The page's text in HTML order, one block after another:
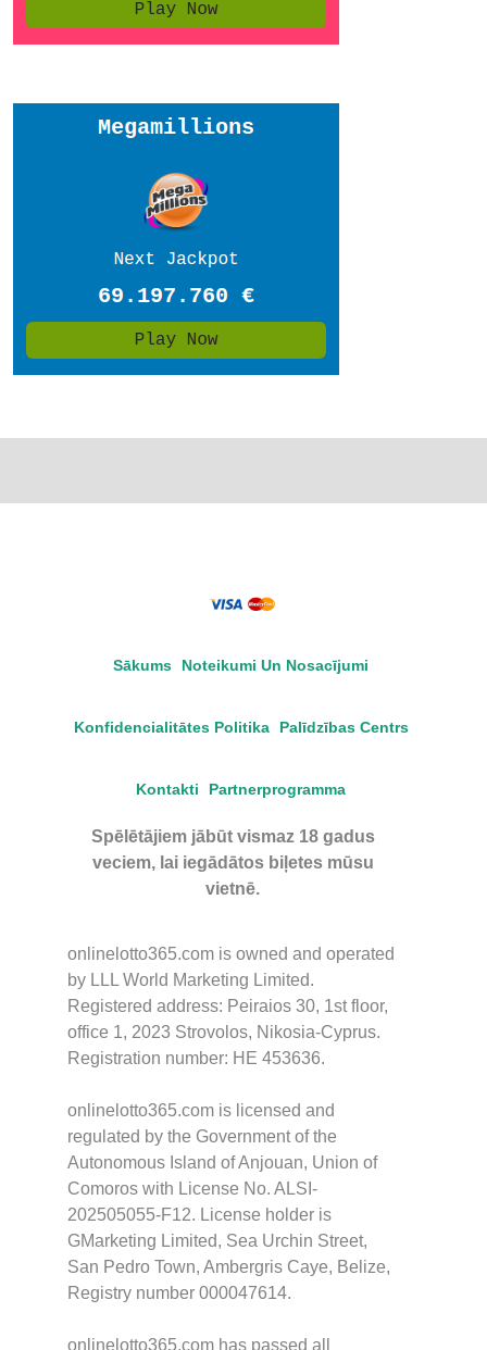
Sākums Noteikumi Un Nosacījumi
Konfidencialitātes Politika Palīdzības Centrs
Kontakti Partnerprogramma
Spēlētājiem jābūt vismaz 18 gadus
veciem, lai iegādātos biļetes mūsu
vietnē.
onlinelotto365.com is owned and operated
by LLL World Marketing Limited.
Registered address: Peiraios 30, 1st floor,
office 1, 2023 Strovolos, Nikosia-Cyprus.
Registration number: HE 453636.
onlinelotto365.com is licensed and
regulated by the Government of the
Autonomous Island of Anjouan, Union of
Comoros with License No. ALSI-
202505055-F12. License holder is
GMarketing Limited, Sea Urchin Street,
San Pedro Town, Ambergris Caye, Belize,
Registry number 000047614.
onlinelotto365.com has passed all